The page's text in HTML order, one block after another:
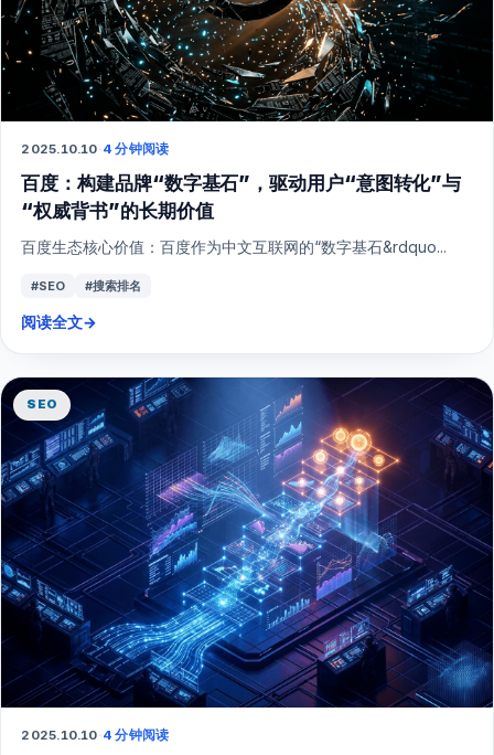
2025.10.10·4 分钟阅读
百度：构建品牌“数字基石”，驱动用户“意图转化”与
“权威背书”的长期价值
百度生态核心价值：百度作为中文互联网的“数字基石&rdquo...
#SEO #搜索排名
阅读全文→
SEO
2025.10.10·4 分钟阅读